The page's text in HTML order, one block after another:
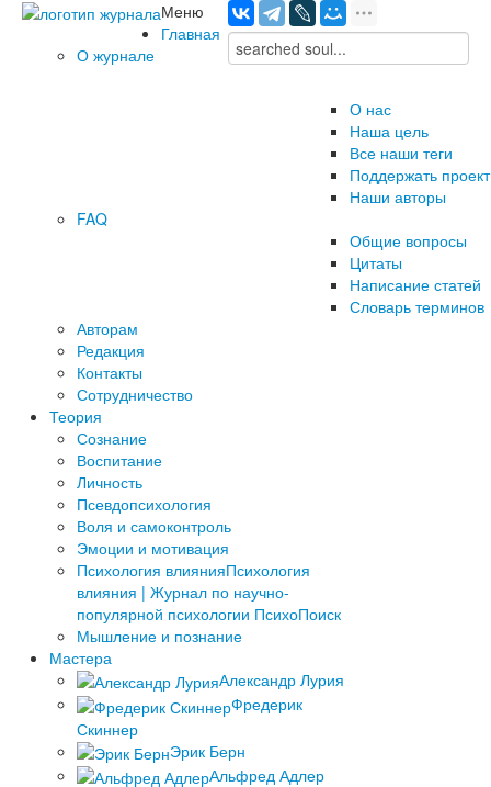
Меню
Главная
О журнале
О нас
Наша цель
Все наши теги
Поддержать проект
Наши авторы
FAQ
Общие вопросы
Цитаты
Написание статей
Словарь терминов
Авторам
Редакция
­Контакты
Сотрудничество
Теория
Сознание
Воспитание
Личность
Псевдопсихология
Воля и самоконтроль
Эмоции и мотивация
Психология влиянияПсихология
влияния | Журнал по научно-
популярной психологии ПсихоПоиск
Мышление и познание
Мастера
Александр Лурия
Фредерик
Скиннер
Эрик Берн
Альфред Адлер